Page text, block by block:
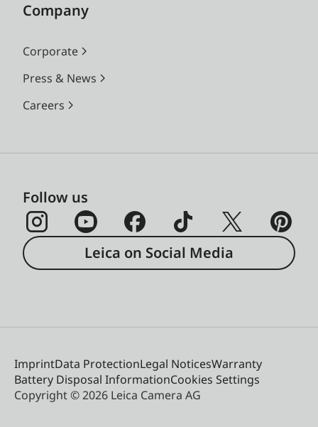
Company
Corporate
Press & News
Careers
Follow us
Leica on Social Media
ImprintData ProtectionLegal NoticesWarranty
Battery Disposal InformationCookies Settings
Copyright © 2026 Leica Camera AG